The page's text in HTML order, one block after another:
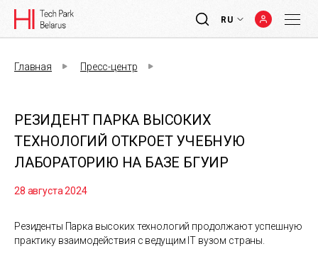
RU
Главная Пресс-центр
РЕЗИДЕНТ ПАРКА ВЫСОКИХ
ТЕХНОЛОГИЙ ОТКРОЕТ УЧЕБНУЮ
ЛАБОРАТОРИЮ НА БАЗЕ БГУИР
28 августа 2024
Резиденты Парка высоких технологий продолжают успешную
практику взаимодействия с ведущим IT вузом страны.